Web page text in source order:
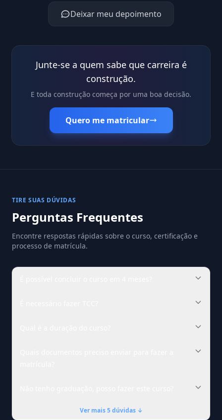
Deixar meu depoimento
Junte-se a quem sabe que carreira é
construção.
E toda construção começa por uma boa decisão.
Quero me matricular
TIRE SUAS DÚVIDAS
Perguntas Frequentes
Encontre respostas rápidas sobre o curso, certificação e
processo de matrícula.
Ver mais 5 dúvidas ↓